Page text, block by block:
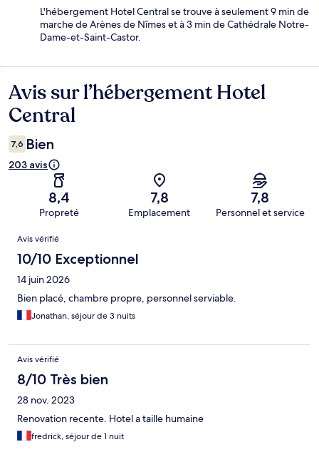
L'hébergement Hotel Central se trouve à seulement 9 min de
marche de Arènes de Nîmes et à 3 min de Cathédrale Notre-
Dame-et-Saint-Castor.
Avis
Avis sur l’hébergement Hotel
Central
7,6 Bien
203 avis
8,4
Propreté
7,8
Emplacement
7,8
Personnel et service
Avis
Avis vérifié
10/10 Exceptionnel
14 juin 2026
Bien placé, chambre propre, personnel serviable.
Jonathan, séjour de 3 nuits
Avis vérifié
8/10 Très bien
28 nov. 2023
Renovation recente. Hotel a taille humaine
fredrick, séjour de 1 nuit